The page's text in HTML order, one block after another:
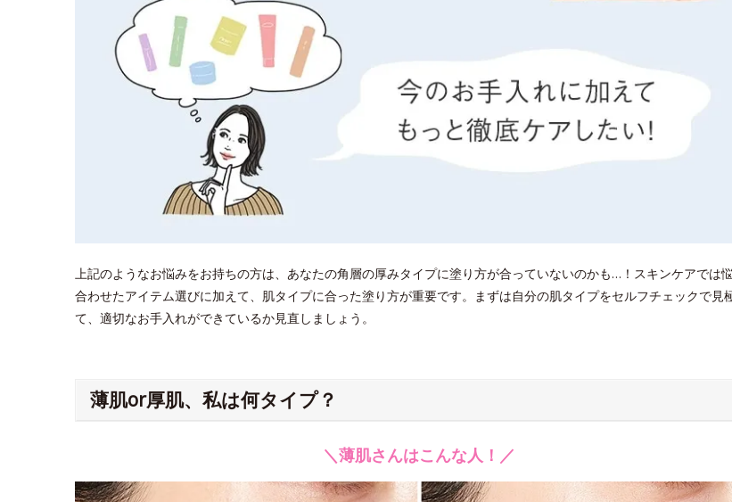
上記のようなお悩みをお持ちの方は、あなたの角層の厚みタイプに塗り方が合っていないのかも…！スキンケアでは
合わせたアイテム選びに加えて、肌タイプに合った塗り方が重要です。まずは自分の肌タイプをセルフチェックで見
て、適切なお手入れができているか見直しましょう。
薄肌or厚肌、私は何タイプ？
＼薄肌さんはこんな人！／